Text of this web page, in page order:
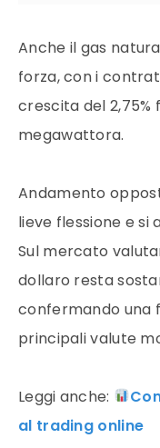
Anche il gas
forza, con i
crescita del 2,75%
megawattora.
Andamento
lieve flessione e si
Sul mercato
dollaro resta
confermando una
principali valute
Leggi anche:
al trading online